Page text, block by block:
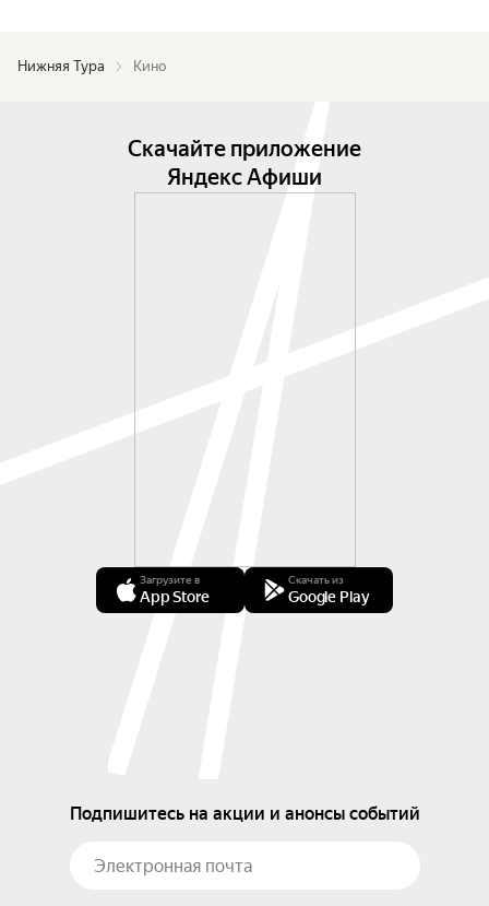
Нижняя Тура Кино
Скачайте приложение
Яндекс Афиши
Загрузите в
App Store
Скачать из
Google Play
Подпишитесь на акции и анонсы событий